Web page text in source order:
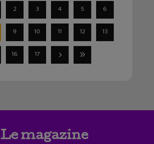
2 3 4 5 6
9 10 11 12 13
16 17
Le magazine